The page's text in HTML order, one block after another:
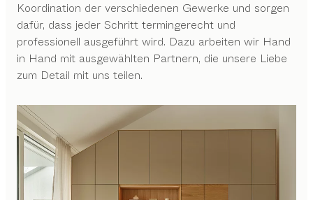
Koordination der verschiedenen Gewerke und sorgen
dafür, dass jeder Schritt termingerecht und
professionell ausgeführt wird. Dazu arbeiten wir Hand
in Hand mit ausgewählten Partnern, die unsere Liebe
zum Detail mit uns teilen.